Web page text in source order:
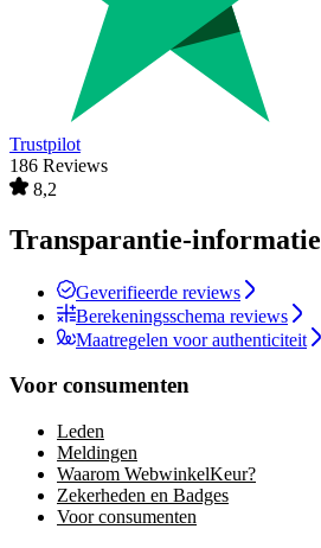
Trustpilot
186 Reviews
8,2
Transparantie-informatie
Geverifieerde reviews
Berekeningsschema reviews
Maatregelen voor authenticiteit
Voor consumenten
Leden
Meldingen
Waarom WebwinkelKeur?
Zekerheden en Badges
Voor consumenten